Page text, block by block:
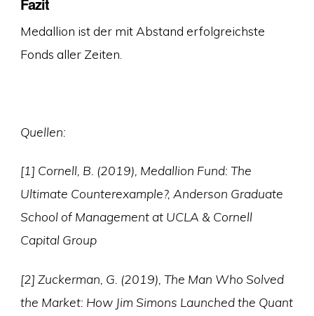
Medallion ist der mit Abstand erfolgreichste
Fonds aller Zeiten.
Quellen:
[1] Cornell, B. (2019), Medallion Fund: The
Ultimate Counterexample?, Anderson Graduate
School of Management at UCLA & Cornell
Capital Group
[2] Zuckerman, G. (2019), The Man Who Solved
the Market: How Jim Simons Launched the Quant